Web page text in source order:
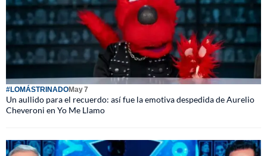
#LOMÁSTRINADOMay 7
Un aullido para el recuerdo: así fue la emotiva despedida de Aurelio
Cheveroni en Yo Me Llamo